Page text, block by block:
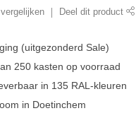
vergelijken Deel dit product
(uitgezonderd Sale)
250 kasten op voorraad
in 135 RAL-kleuren
in Doetinchem